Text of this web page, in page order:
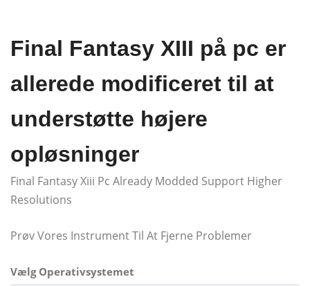
Final Fantasy XIII på pc er
allerede modificeret til at
understøtte højere
opløsninger
Final Fantasy Xiii Pc Already Modded Support Higher
Resolutions
Prøv Vores Instrument Til At Fjerne Problemer
Vælg Operativsystemet